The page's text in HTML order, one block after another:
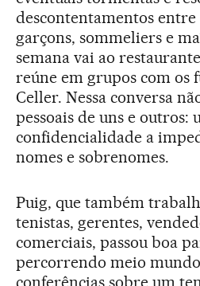
descontentamentos
garçons, sommeliers e
semana vai ao
reúne em grupos com os
Celler. Nessa conversa
pessoais de uns e outros:
confidencialidade a
nomes e sobrenomes.
Puig, que também
tenistas, gerentes,
comerciais, passou boa
percorrendo meio